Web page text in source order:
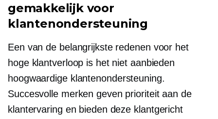
gemakkelijk voor
klantenondersteuning
Een van de belangrijkste redenen voor het
hoge klantverloop is het niet aanbieden
hoogwaardigeklantenondersteuning.
Succesvolle merken geven prioriteit aan de
klantervaring en bieden deze klantgericht